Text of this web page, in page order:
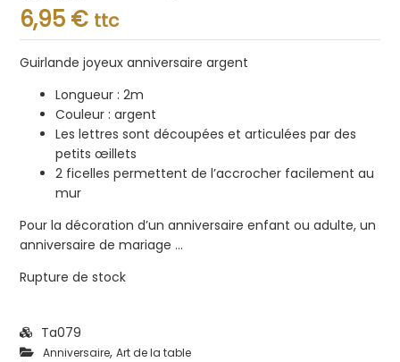
Note
0.001
sur
6,95 € ttc
Guirlande joyeux anniversaire argent
Longueur : 2m
Couleur : argent
Les lettres sont découpées et articulées par des
petits œillets
2 ficelles permettent de l’accrocher facilement au
mur
Pour la décoration d’un anniversaire enfant ou adulte, un
anniversaire de mariage …
Rupture de stock
Ta079
Anniversaire,Art de la table